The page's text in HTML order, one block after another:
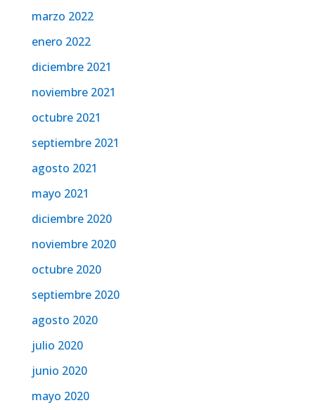
marzo 2022
enero 2022
diciembre 2021
noviembre 2021
octubre 2021
septiembre 2021
agosto 2021
mayo 2021
diciembre 2020
noviembre 2020
octubre 2020
septiembre 2020
agosto 2020
julio 2020
junio 2020
mayo 2020